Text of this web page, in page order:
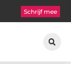
Schrijf mee